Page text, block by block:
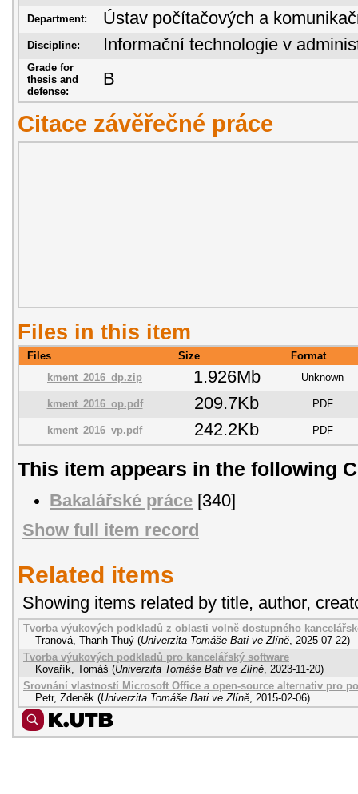
Department: Ústav počítačových a
Discipline: Informační technologie v
Grade for
thesis and
defense:
B
Citace závěřečné práce
Files in this item
Files Size
Format
kment_2016_dp.zip
1.926Mb Unknown
kment_2016_op.pdf 209.7Kb PDF
kment_2016_vp.pdf 242.2Kb PDF
This item appears in the following
Bakalářské práce [340]
Show full item record
Related items
Showing items related by title, author,
Tvorba výukových podkladů z oblasti volně dostupného
Tranová, Thanh Thuý (Univerzita Tomáše Bati ve Zlíně, 2025-07-22)
Tvorba výukových podkladů pro kancelářský software
Kovařík, Tomáš (Univerzita Tomáše Bati ve Zlíně, 2023-11-20)
Srovnání vlastností Microsoft Office a open-source alternativ pro
Petr, Zdeněk (Univerzita Tomáše Bati ve Zlíně, 2015-02-06)